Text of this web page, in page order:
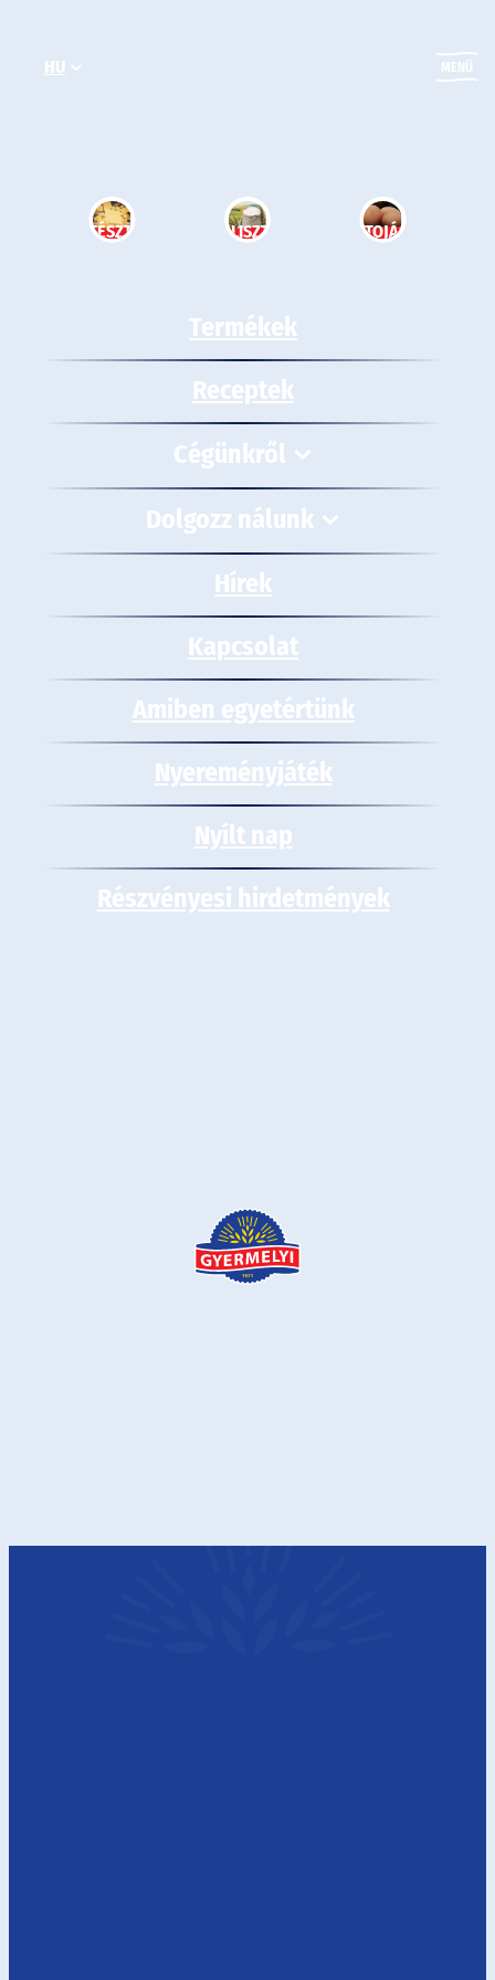
tartalomhoz
HU MENÜ
TÉSZTA LISZT TOJÁS
Termékek
Receptek
Cégünkről
Dolgozz nálunk
Hírek
Kapcsolat
Amiben egyetértünk
Nyereményjáték
Nyílt nap
Részvényesi hirdetmények